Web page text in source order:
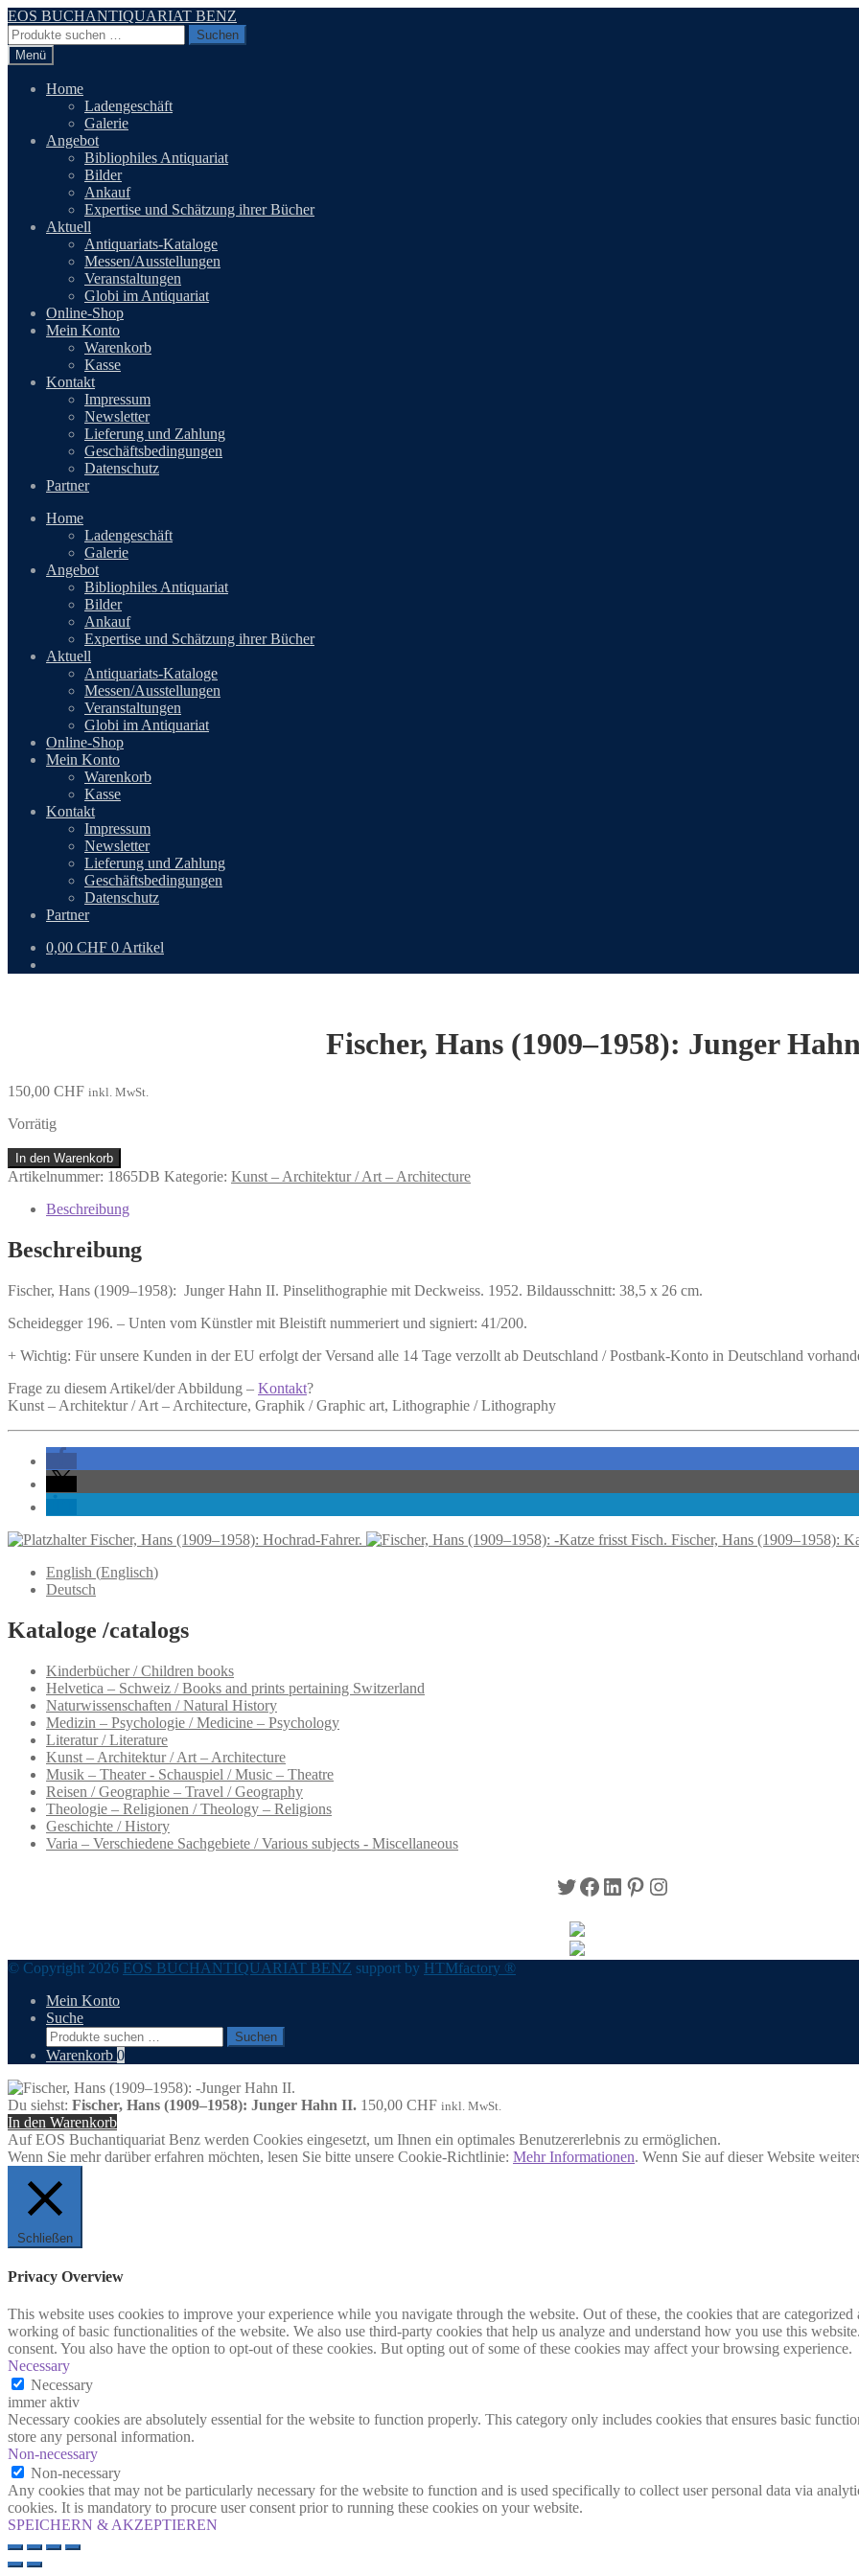
Zur
Navigation
springen
Zum
Inhalt
springen
EOS BUCHANTIQUARIAT BENZ
Suchen
nach:
Suchen
Menü
Home
Ladengeschäft
Galerie
Angebot
Bibliophiles Antiquariat
Bilder
Ankauf
Expertise und Schätzung ihrer Bücher
Aktuell
Antiquariats-Kataloge
Messen/Ausstellungen
Veranstaltungen
Globi im Antiquariat
Online-Shop
Mein Konto
Warenkorb
Kasse
Kontakt
Impressum
Newsletter
Lieferung und Zahlung
Geschäftsbedingungen
Datenschutz
Partner
Home
Ladengeschäft
Galerie
Angebot
Bibliophiles Antiquariat
Bilder
Ankauf
Expertise und Schätzung ihrer Bücher
Aktuell
Antiquariats-Kataloge
Messen/Ausstellungen
Veranstaltungen
Globi im Antiquariat
Online-Shop
Mein Konto
Warenkorb
Kasse
Kontakt
Impressum
Newsletter
Lieferung und Zahlung
Geschäftsbedingungen
Datenschutz
Partner
0,00 CHF 0 Artikel
Fischer, Hans (1909–1958): Junger
150,00 CHF inkl. MwSt.
Vorrätig
Fischer,
Hans
1958):
Hahn
II.
In den Warenkorb
Artikelnummer: 1865DB Kategorie: Kunst – Architektur / Art – Architecture
Beschreibung
Beschreibung
Fischer, Hans (1909–1958): Junger Hahn II. Pinselithographie mit Deckweiss. 1952. Bildausschnitt: 38,5 x 26 cm.
Scheidegger 196. – Unten vom Künstler mit Bleistift nummeriert und signiert: 41/200.
+ Wichtig: Für unsere Kunden in der EU erfolgt der Versand alle 14 Tage verzollt ab Deutschland / Postbank-Konto in Deutschland
Frage zu diesem Artikel/der Abbildung – Kontakt?
Kunst – Architektur / Art – Architecture, Graphik / Graphic art, Lithographie / Lithography
Fischer, Hans (1909–1958): Hochrad-Fahrer.
Fischer, Hans (1909–1958):
English (Englisch)
Deutsch
Kataloge /catalogs
Kinderbücher / Children books
Helvetica – Schweiz / Books and prints pertaining Switzerland
Naturwissenschaften / Natural History
Medizin – Psychologie / Medicine – Psychology
Literatur / Literature
Kunst – Architektur / Art – Architecture
Musik – Theater - Schauspiel / Music – Theatre
Reisen / Geographie – Travel / Geography
Theologie – Religionen / Theology – Religions
Geschichte / History
Varia – Verschiedene Sachgebiete / Various subjects - Miscellaneous
Twitter
Facebook
LinkedIn
Pinterest
Instagram
© Copyright 2026 EOS BUCHANTIQUARIAT BENZ support by HTMfactory ®
Mein Konto
Suche
Suchen
nach:
Suchen
Warenkorb 0
Du siehst: Fischer, Hans (1909–1958): Junger Hahn II. 150,00 CHF inkl. MwSt.
In den Warenkorb
Auf EOS Buchantiquariat Benz werden Cookies eingesetzt, um Ihnen ein optimales Benutzererlebnis zu ermöglichen.
Wenn Sie mehr darüber erfahren möchten, lesen Sie bitte unsere Cookie-Richtlinie: Mehr Informationen. Wenn Sie auf dieser Website
Schließen
Privacy Overview
This website uses cookies to improve your experience while you navigate through the website. Out of these, the cookies that are categorized
working of basic functionalities of the website. We also use third-party cookies that help us analyze and understand how you use this
consent. You also have the option to opt-out of these cookies. But opting out of some of these cookies may affect your browsing experience.
Necessary
Necessary
immer aktiv
Necessary cookies are absolutely essential for the website to function properly. This category only includes cookies that ensures basic
store any personal information.
Non-necessary
Non-necessary
Any cookies that may not be particularly necessary for the website to function and is used specifically to collect user personal data via
cookies. It is mandatory to procure user consent prior to running these cookies on your website.
SPEICHERN & AKZEPTIEREN